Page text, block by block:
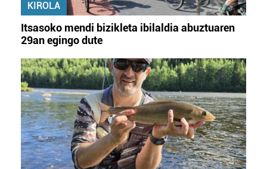
KIROLA
Itsasoko mendi bizikleta ibilaldia abuztuaren
29an egingo dute